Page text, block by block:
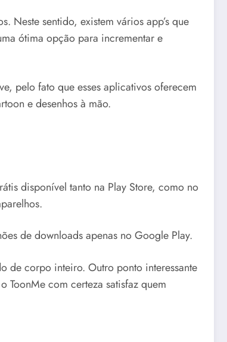
Neste sentido, existem vários app’s que
ótima opção para incrementar e
pelo fato que esses aplicativos oferecem
e desenhos à mão.
disponível tanto na Play Store, como no
de downloads apenas no Google Play.
de corpo inteiro. Outro ponto interessante
ToonMe com certeza satisfaz quem